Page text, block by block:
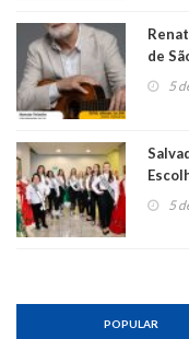
de
5
5
POPULAR